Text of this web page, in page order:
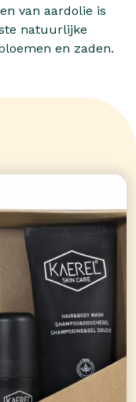
van aardolie is
natuurlijke
en zaden.